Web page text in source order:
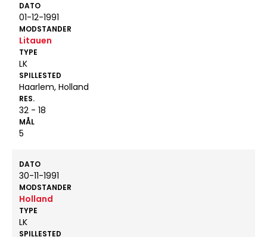
DATO
01-12-1991
MODSTANDER
Litauen
TYPE
LK
SPILLESTED
Haarlem, Holland
RES.
32 - 18
MÅL
5
DATO
30-11-1991
MODSTANDER
Holland
TYPE
LK
SPILLESTED